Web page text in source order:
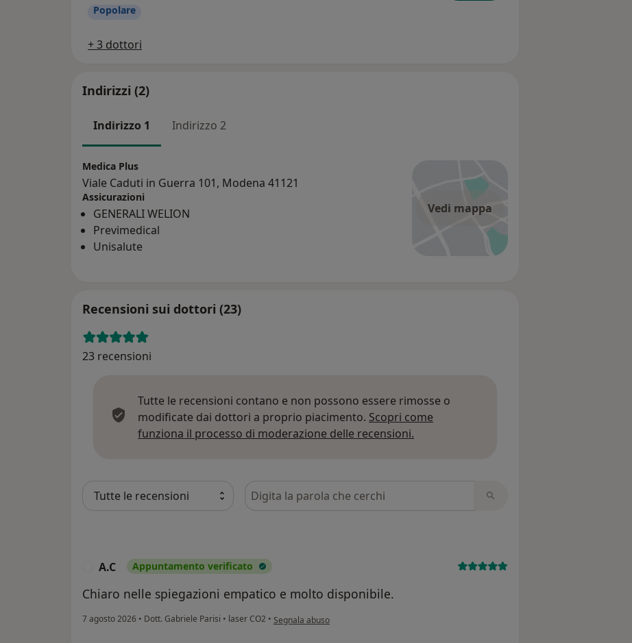
Popolare
+ 3 dottori
Indirizzi (2)
Indirizzo 1 Indirizzo 2
Vedi mappa
Medica Plus
Viale Caduti in Guerra 101, Modena 41121
Assicurazioni
GENERALI WELION
Previmedical
Unisalute
Recensioni sui dottori (23)
23 recensioni
Tutte le recensioni contano e non possono essere rimosse o
modificate dai dottori a proprio piacimento. Scopri come
funziona il processo di moderazione delle recensioni.
Cerca nelle recensioni
A.C Appuntamento verificato
Chiaro nelle spiegazioni empatico e molto disponibile.
7 agosto 2026 • Dott. Gabriele Parisi • laser CO2 • secondo l'opinione dell'utente A.C
Segnala abuso